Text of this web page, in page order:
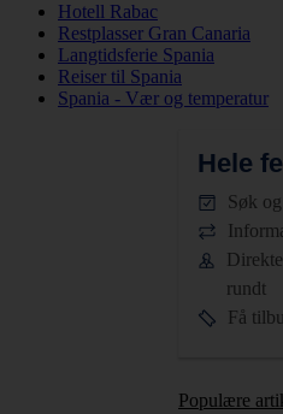
Hotell Rabac
Restplasser Gran Canaria
Langtidsferie Spania
Reiser til Spania
Spania - Vær og temperatur
Hele
Søk
rundt
Få
Populære